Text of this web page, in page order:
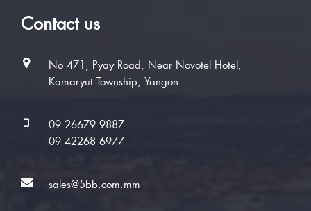
Contact us
No 471, Pyay Road, Near Novotel Hotel,
Kamaryut Township, Yangon.
09 26679 9887
09 42268 6977
sales@5bb.com.mm